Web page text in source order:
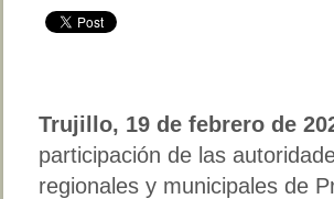
Trujillo, 19 de febrero de
participación de las
regionales y municipales de